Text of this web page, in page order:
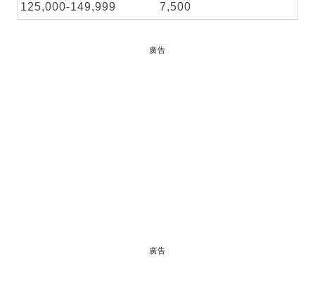
125,000-149,999 7,500
廣告
廣告